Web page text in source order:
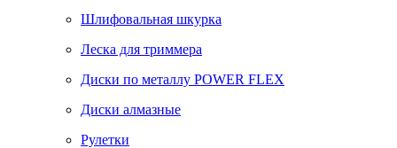
Шлифовальная шкурка
Леска для триммера
Диски по металлу POWER FLEX
Диски алмазные
Рулетки